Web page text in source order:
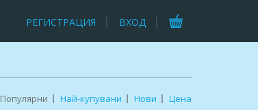
РЕГИСТРАЦИЯ ВХОД
Популярни Най-купувани Нови Цена